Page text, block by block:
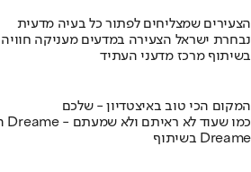
הצעירים שמצליחים לפתור כל בעיה מדעית
נבחרת ישראל הצעירה במדעים מעניקה
בשיתוף מרכז מדעני העתיד
המקום הכי טוב באיצטדיון - שלכם
המונדיאל עם מסכי Dreame - כמו שעוד לא ראיתם ולא שמעתם
בשיתוף Dreame